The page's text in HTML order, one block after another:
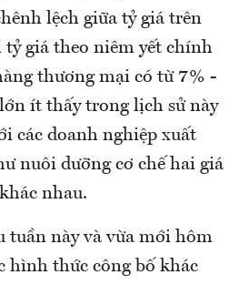
lệch giữa tỷ giá trên
giá theo niêm yết chính
thương mại có từ 7% -
ít thấy trong lịch sử này
các doanh nghiệp xuất
nuôi dưỡng cơ chế hai giá
nhau.
tuần này và vừa mới hôm
hình thức công bố khác